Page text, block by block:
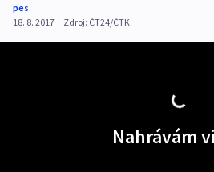
pes
18. 8. 2017 | Zdroj: ČT24/ČTK
Nahrávám